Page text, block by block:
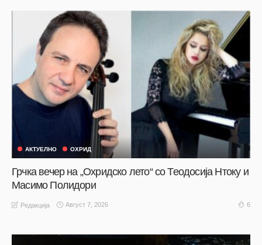
АКТУЕЛНО ОХРИД
Грчка вечер на „Охридско лето“ со Теодосија Нтоку и
Масимо Полидори
Редакција Август 7, 2026 6